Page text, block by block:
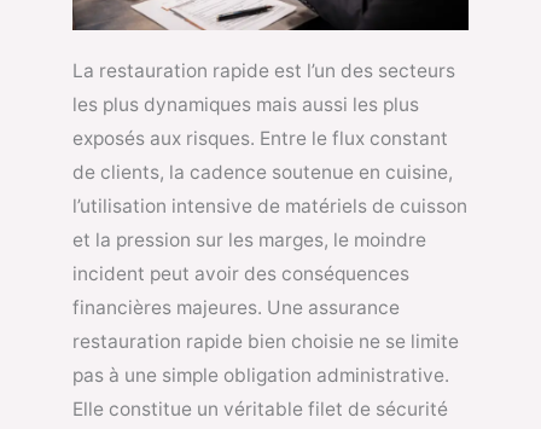
La restauration rapide est l’un des secteurs
les plus dynamiques mais aussi les plus
exposés aux risques. Entre le flux constant
de clients, la cadence soutenue en cuisine,
l’utilisation intensive de matériels de cuisson
et la pression sur les marges, le moindre
incident peut avoir des conséquences
financières majeures. Une assurance
restauration rapide bien choisie ne se limite
pas à une simple obligation administrative.
Elle constitue un véritable filet de sécurité